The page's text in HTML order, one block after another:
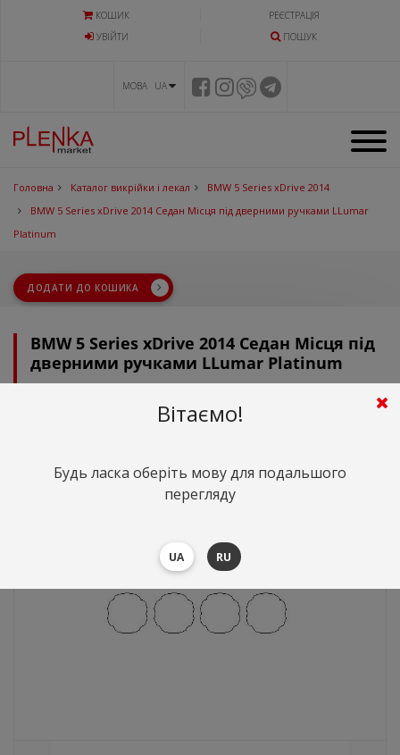
КОШИК
РЕЄСТРАЦІЯ
УВIЙТИ
ПОШУК
МОВА UA
Головна Каталог викрійки і лекал
BMW 5 Series xDrive 2014
BMW 5 Series xDrive 2014 Седан Місця під дверними ручками LLumar
Platinum
ДОДАТИ ДО КОШИКА
BMW 5 Series xDrive 2014 Седан Місця під
дверними ручками LLumar Platinum
грн.($5.55)
Вітаємо!
Будь ласка оберіть мову для подальшого
перегляду
UA RU